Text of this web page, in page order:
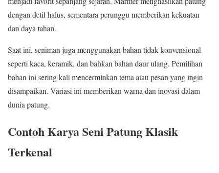
dengan detil halus, sementara perunggu memberikan kekuatan
dan daya tahan.
Saat ini, seniman juga menggunakan bahan tidak konvensional
seperti kaca, keramik, dan bahkan bahan daur ulang. Pemilihan
bahan ini sering kali mencerminkan tema atau pesan yang ingin
disampaikan. Variasi ini memberikan warna dan inovasi dalam
dunia patung.
Contoh Karya Seni Patung Klasik
Terkenal